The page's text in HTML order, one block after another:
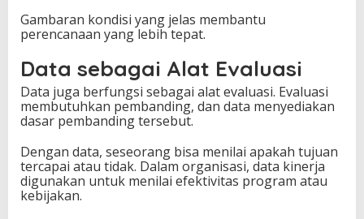
Gambaran kondisi yang jelas membantu
perencanaan yang lebih tepat.
Data sebagai Alat Evaluasi
Data juga berfungsi sebagai alat evaluasi. Evaluasi
membutuhkan pembanding, dan data menyediakan
dasar pembanding tersebut.
Dengan data, seseorang bisa menilai apakah tujuan
tercapai atau tidak. Dalam organisasi, data kinerja
digunakan untuk menilai efektivitas program atau
kebijakan.